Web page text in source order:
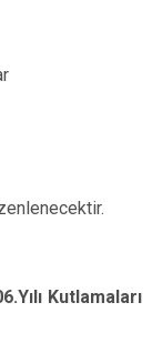
Kutlamaları